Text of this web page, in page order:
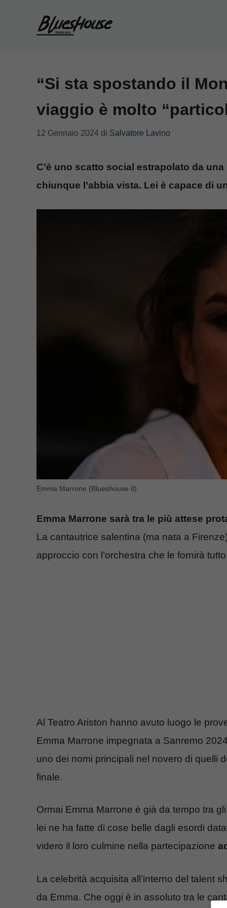
“Si sta spostando il
viaggio è molto
12 Gennaio 2024 di Salvatore Lavino
C’è uno scatto social estrapolato da
chiunque l’abbia vista. Lei è capace di
Emma Marrone (Blueshouse.it)
Emma Marrone sarà tra le più attese
La cantautrice salentina (ma nata a
approccio con l’orchestra che le fornirà
Al Teatro Ariston hanno avuto luogo le
Emma Marrone impegnata a Sanremo 2024
uno dei nomi principali nel novero di quelli
finale.
Ormai Emma Marrone è già da tempo tra
lei ne ha fatte di cose belle dagli esordi
videro il loro culmine nella partecipazione
La celebrità acquisita all’interno del talent
da Emma. Che oggi è in assoluto tra le